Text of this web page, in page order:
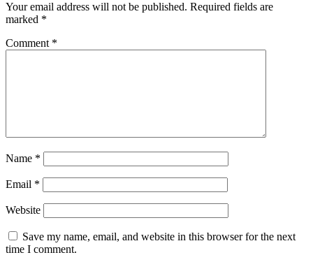
Your email address will not be published. Required fields are
marked *
Comment *
Name *
Email *
Website
Save my name, email, and website in this browser for the next
time I comment.